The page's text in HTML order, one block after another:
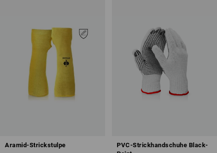
Aramid-Strickstulpe
PVC-Strickhandschuhe Black-